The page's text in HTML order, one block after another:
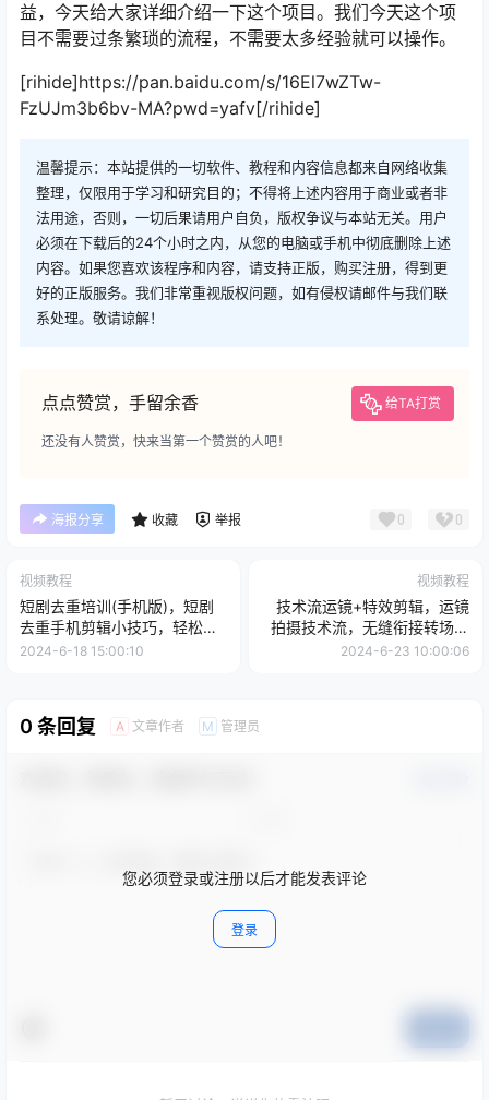
益，今天给大家详细介绍一下这个项目。我们今天这个项
目不需要过条繁琐的流程，不需要太多经验就可以操作。
[rihide]https://pan.baidu.com/s/16El7wZTw-
FzUJm3b6bv-MA?pwd=yafv[/rihide]
温馨提示：本站提供的一切软件、教程和内容信息都来自网络收集
整理，仅限用于学习和研究目的；不得将上述内容用于商业或者非
法用途，否则，一切后果请用户自负，版权争议与本站无关。用户
必须在下载后的24个小时之内，从您的电脑或手机中彻底删除上述
内容。如果您喜欢该程序和内容，请支持正版，购买注册，得到更
好的正版服务。我们非常重视版权问题，如有侵权请邮件与我们联
系处理。敬请谅解！
点点赞赏，手留余香 给TA打赏
还没有人赞赏，快来当第一个赞赏的人吧！
海报分享 收藏 举报 0 0
视频教程
短剧去重培训(手机版)，短剧
去重手机剪辑小技巧，轻松过
原创
2024-6-18 15:00:10
视频教程
技术流运镜+特效剪辑，​运镜
拍摄技术流，无缝衔接转场，
后期特效制作
2024-6-23 10:00:06
0 条回复 A 文章作者 M 管理员
您必须登录或注册以后才能发表评论
登录